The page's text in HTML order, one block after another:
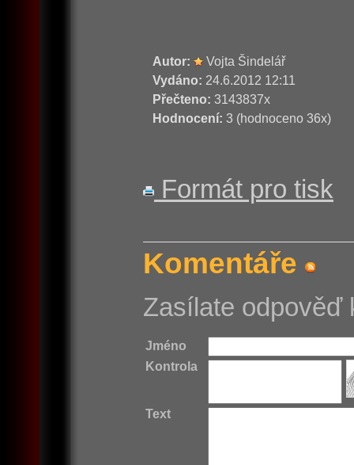
Autor:
Vojta Šindelář
Vydáno: 24.6.2012 12:11
Přečteno: 3143837x
Hodnocení: 3 (hodnoceno 36x)
Formát pro tisk
Komentáře
Zasílate odpověď
Jméno
Kontrola
Text